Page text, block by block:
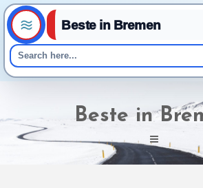
Beste in Bremen
Beste in